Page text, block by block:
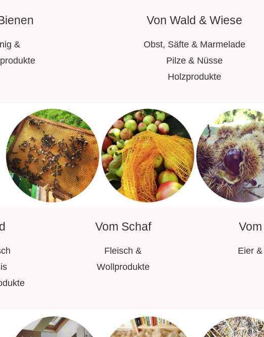
&
Von Wald & Wiese
Obst, Säfte & Marmelade
Pilze & Nüsse
Holzprodukte
Vom Schaf
Fleisch &
Wollprodukte
Eier